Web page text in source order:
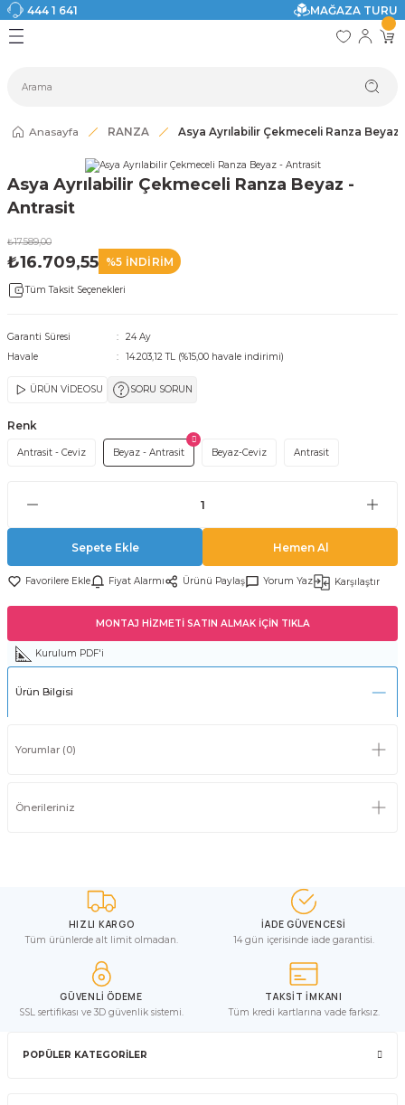
444 1 641
MAĞAZA TURU
Geri Dön
Modelleri
Geri Dön
Geri Dön
Geri Dön
Geri Dön
Geri Dön
Anasayfa RANZA Asya Ayrılabilir Çekmeceli Ranza Beyaz
Asya Ayrılabilir Çekmeceli Ranza Beyaz -
Antrasit
₺17.589,00
₺16.709,55 %5 İNDİRİM
Tüm Taksit Seçenekleri
Garanti Süresi
24 Ay
Havale
14.203,12 TL (%15,00 havale indirimi)
ÜRÜN VİDEOSU SORU SORUN
Renk
Antrasit - Ceviz Beyaz - Antrasit Beyaz-Ceviz Antrasit
Sepete Ekle Hemen Al
Fiyat Alarmı Ürünü Paylaş Yorum Yaz Karşılaştır
MONTAJ HİZMETİ SATIN ALMAK İÇİN TIKLA
Kurulum PDF'i
Ürün Bilgisi
Yorumlar (0)
Önerileriniz
HIZLI KARGO
Tüm ürünlerde alt limit olmadan.
İADE GÜVENCESİ
14 gün içerisinde iade garantisi.
GÜVENLİ ÖDEME
SSL sertifikası ve 3D güvenlik sistemi.
TAKSİT İMKANI
Tüm kredi kartlarına vade farksız.
POPÜLER KATEGORİLER